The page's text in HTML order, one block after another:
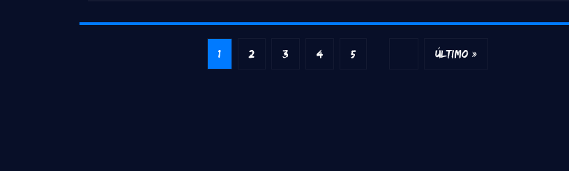
Página actual
1 Página
2 Página
3 Página
4 Página
5 Siguiente página
Última página
Último »